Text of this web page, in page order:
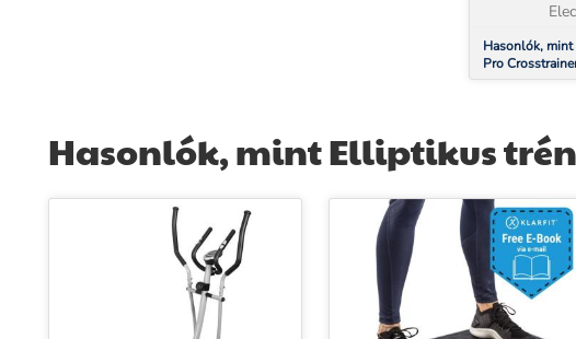
is, hogy
Hasonlók,
Pro
szíjmeghajtás,
Hasonlók, mint Elliptikus